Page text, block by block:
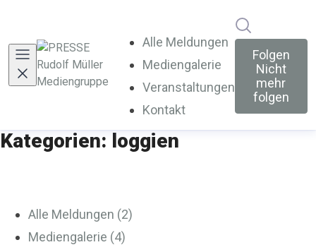
Alle Meldungen
Mediengalerie
Veranstaltungen
Kontakt
Folgen
Nicht
mehr
folgen
Kategorien: loggien
Alle Meldungen (2)
Mediengalerie (4)